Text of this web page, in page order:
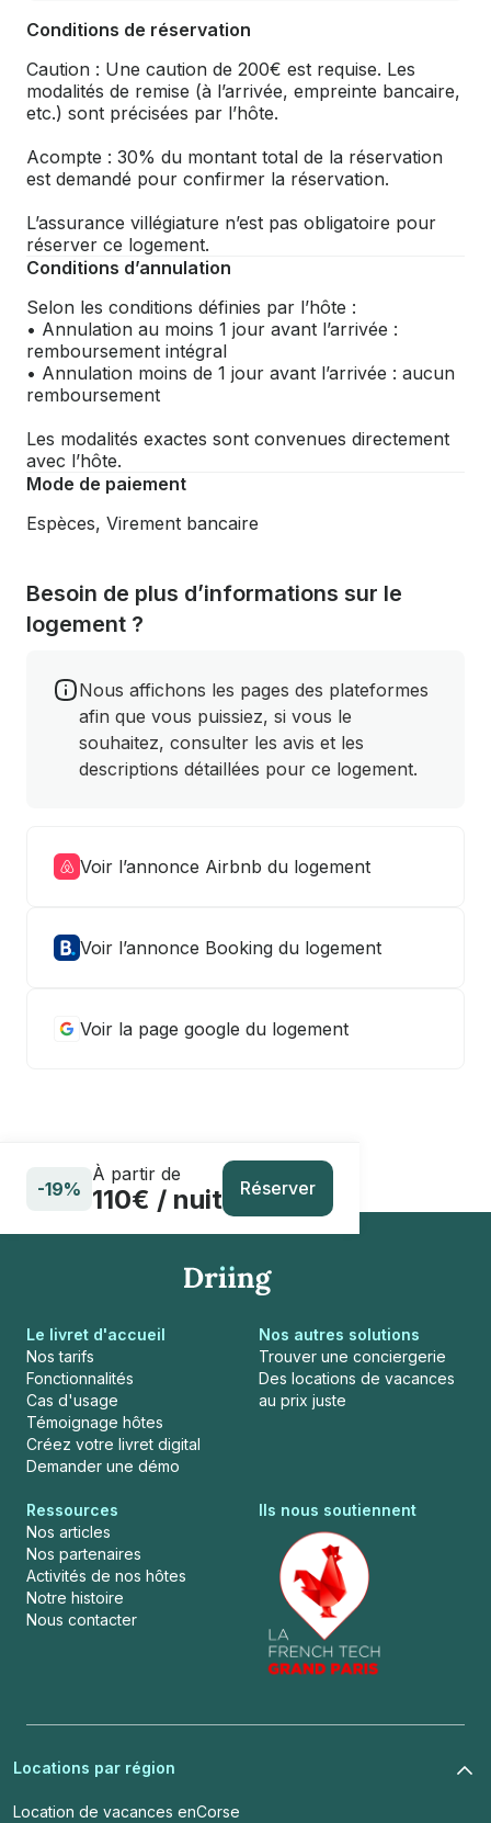
Conditions de réservation
Caution : Une caution de 200€ est requise. Les
modalités de remise (à l’arrivée, empreinte bancaire,
etc.) sont précisées par l’hôte.
Acompte : 30% du montant total de la réservation
est demandé pour confirmer la réservation.
L’assurance villégiature n’est pas obligatoire pour
réserver ce logement.
Conditions d’annulation
Selon les conditions définies par l’hôte :
• Annulation au moins 1 jour avant l’arrivée :
remboursement intégral
• Annulation moins de 1 jour avant l’arrivée : aucun
remboursement
Les modalités exactes sont convenues directement
avec l’hôte.
Mode de paiement
Espèces, Virement bancaire
Besoin de plus d’informations sur le
logement ?
Nous affichons les pages des plateformes
afin que vous puissiez, si vous le
souhaitez, consulter les avis et les
descriptions détaillées pour ce logement.
Voir l’annonce Airbnb du logement
Voir l’annonce Booking du logement
Voir la page google du logement
-19%
À partir de
110€ / nuit Réserver
Le livret d'accueil
Nos tarifs
Fonctionnalités
Cas d'usage
Témoignage hôtes
Créez votre livret digital
Demander une démo
Nos autres solutions
Trouver une conciergerie
Des locations de vacances
au prix juste
Ressources
Nos articles
Nos partenaires
Activités de nos hôtes
Notre histoire
Nous contacter
Ils nous soutiennent
Locations par région
Location de vacances enCorse